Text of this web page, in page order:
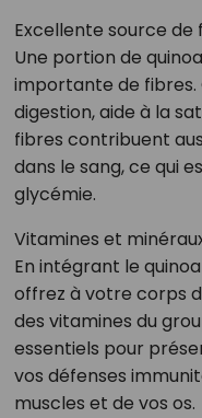
Excellente source de
Une portion de
importante de fibres.
digestion, aide à la
fibres contribuent
dans le sang, ce qui
glycémie.
Vitamines et
En intégrant le
offrez à votre corps
des vitamines du
essentiels pour
vos défenses
muscles et de vos os.